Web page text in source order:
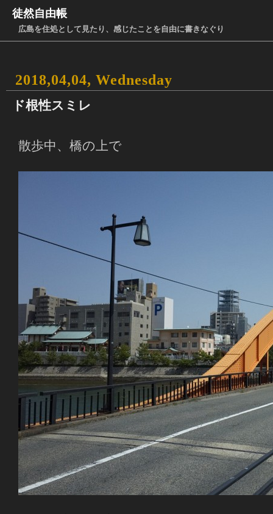
徒然自由帳
広島を住処として見たり、感じたことを自由に書きなぐり
2018,04,04, Wednesday
ド根性スミレ
散歩中、橋の上で